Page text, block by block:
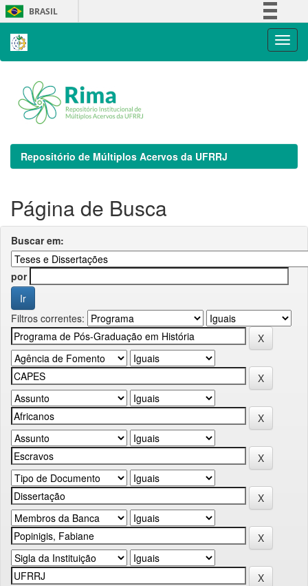
Skip
navigation
BRASIL
Repositório de Múltiplos Acervos da UFRRJ
Página de Busca
Buscar em:
por
Filtros correntes: